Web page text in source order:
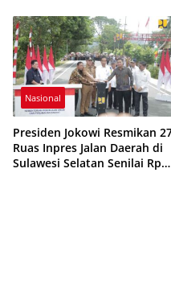
Kasatker, PPK, dan Pokja PBJ
Angkatan III Tahun 2024
Nasional
Presiden Jokowi Resmikan
Ruas Inpres Jalan Daerah di
Sulawesi Selatan Senilai Rp